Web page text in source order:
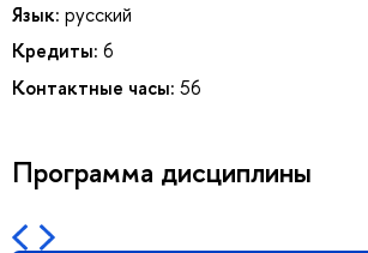
Язык: русский
Кредиты: 6
Контактные часы: 56
Программа дисциплины